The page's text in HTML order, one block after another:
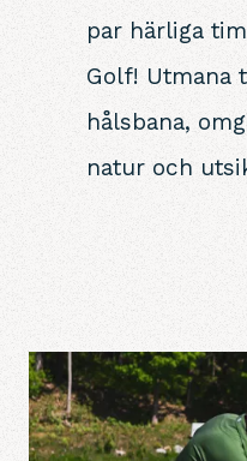
par härliga
Golf! Utmana
hålsbana,
natur och